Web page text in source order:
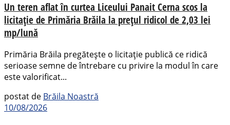
Un teren aflat în curtea Liceului Panait Cerna scos la
licitație de Primăria Brăila la prețul ridicol de 2,03 lei
mp/lună
Primăria Brăila pregătește o licitație publică ce ridică
serioase semne de întrebare cu privire la modul în care
este valorificat...
postat de Brăila Noastră
10/08/2026